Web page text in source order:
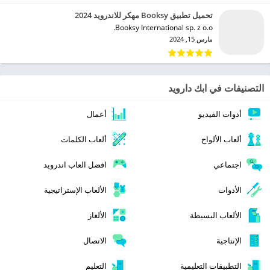
تحميل تطبيق Booksy مهكر للاندرويد 2024
Booksy International sp. z o.o.‏
مارس 15, 2024
التصنيفات في ابك دارويد
أدوات الفيديو أعمال
ألعاب الألواح ألعاب الكلمات
اجتماعي افضل العاب اندرويد
الأدوات الألعاب الإستراتيجية
الألعاب البسيطة الألغاز
الإنتاجية الاتصال
التطبيقات التعليمية التعليم